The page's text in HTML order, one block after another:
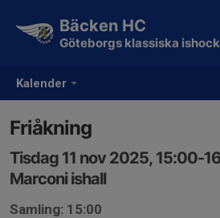
Kalender
Bäcken HC
Göteborgs klassiska
Friåkning
Tisdag 11 nov 2025, 15:00-
Marconi ishall
Samling: 15:00